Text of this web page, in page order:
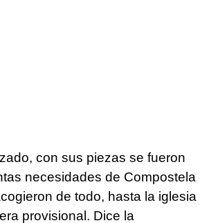
con sus piezas se fueron
necesidades de Compostela
de todo, hasta la iglesia
provisional. Dice la